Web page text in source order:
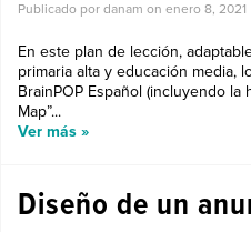
Publicado por danam on enero 8, 2021
En este plan de lección,
primaria alta y educación media,
BrainPOP Español (incluyendo la
Map”...
Ver más »
Diseño de un